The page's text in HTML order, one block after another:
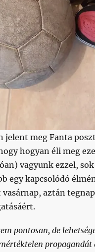
jelent meg Fanta
hogyan éli meg
vagyunk ezzel,
egy kapcsolódó
vasárnap, aztán
pontosan, de
propagandát